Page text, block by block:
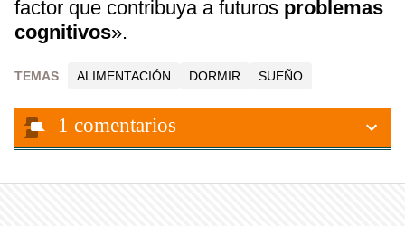
factor que contribuya a futuros problemas
cognitivos».
TEMAS ALIMENTACIÓN DORMIR SUEÑO
1 comentarios